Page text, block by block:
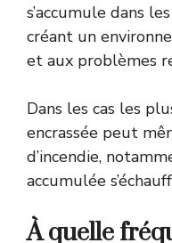
s’accumule dans
créant un
et aux problèmes
Dans les cas les
encrassée peut
d’incendie,
accumulée
À quelle